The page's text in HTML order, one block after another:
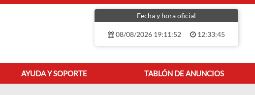
Fecha y hora oficial
08/08/2026 19:11:52 12:33:45
AYUDA Y SOPORTE TABLÓN DE ANUNCIOS